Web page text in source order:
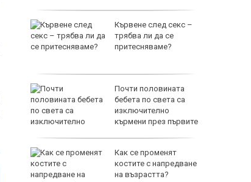
Кървене след секс –
трябва ли да се
притесняваме?
Почти половината
бебета по света са
изключително
кърмени през първите
Как се променят
костите с напредване
на възрастта?